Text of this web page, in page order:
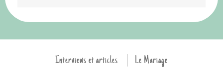
Interviews et articles
Le Mariage